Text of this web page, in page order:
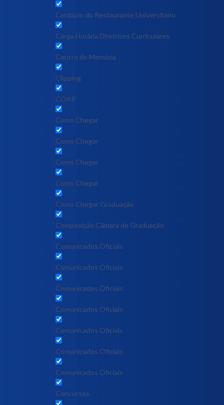
Cardápio do Restaurante Universitário
Carga Horária Diretrizes Curriculares
Centro de Memória
Clipping
COAP
Como Chegar
Como Chegar
Como Chegar
Como Chegar
Como Chegar Graduação
Composição Câmara de Graduação
Comunicados Oficiais
Comunicados Oficiais
Comunicados Oficiais
Comunicados Oficiais
Comunicados Oficiais
Comunicados Oficiais
Comunicados Oficiais
Concursos